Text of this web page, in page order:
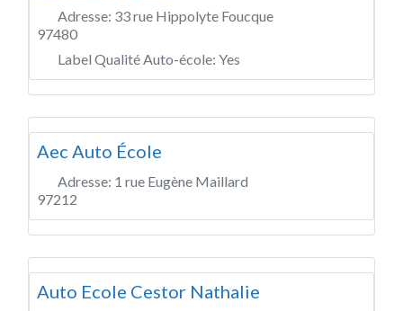
Adresse: 33 rue Hippolyte Foucque
97480
Label Qualité Auto-école: Yes
Aec Auto École
Adresse: 1 rue Eugène Maillard
97212
Auto Ecole Cestor Nathalie